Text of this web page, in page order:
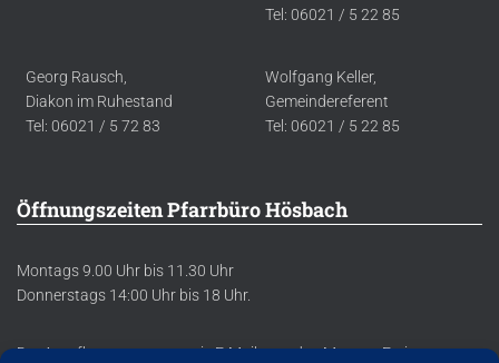
Tel: 06021 / 5 22 85
Georg Rausch,
Diakon im Ruhestand
Tel: 06021 / 5 72 83
Wolfgang Keller,
Gemeindereferent
Tel: 06021 / 5 22 85
Öffnungszeiten Pfarrbüro Hösbach
Montags 9.00 Uhr bis 11.30 Uhr
Donnerstags 14:00 Uhr bis 18 Uhr.
Der Anrufbeantworter sowie E-Mails werden Montag-Freitag